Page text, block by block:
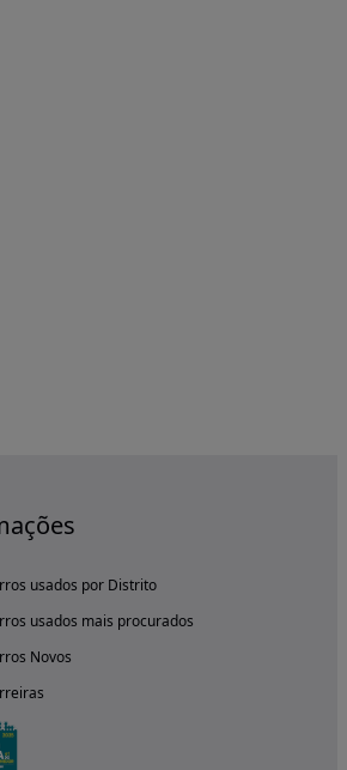
usados por Distrito
usados mais procurados
Novos